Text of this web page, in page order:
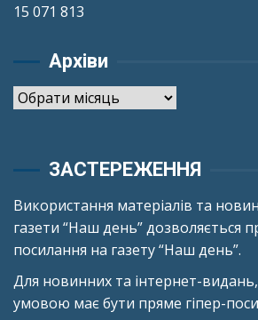
15 071 813
Архіви
Архіви
ЗАСТЕРЕЖЕННЯ
Використання матеріалів та
газети “Наш день” дозволяється
посилання на газету “Наш день”.
Для новинних та інтернет-
умовою має бути пряме гіпер-